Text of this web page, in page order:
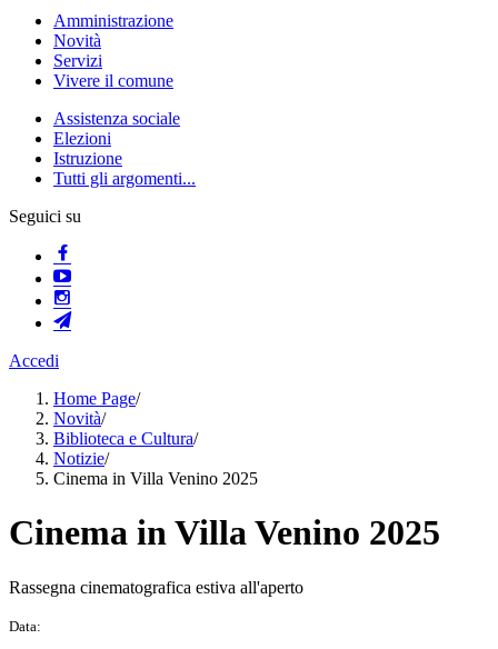
Amministrazione
Novità
Servizi
Vivere il comune
Assistenza sociale
Elezioni
Istruzione
Tutti gli argomenti...
Seguici su
Accedi
Home Page/
Novità/
Biblioteca e Cultura/
Notizie/
Cinema in Villa Venino 2025
Cinema in Villa Venino 2025
Rassegna cinematografica estiva all'aperto
Data: